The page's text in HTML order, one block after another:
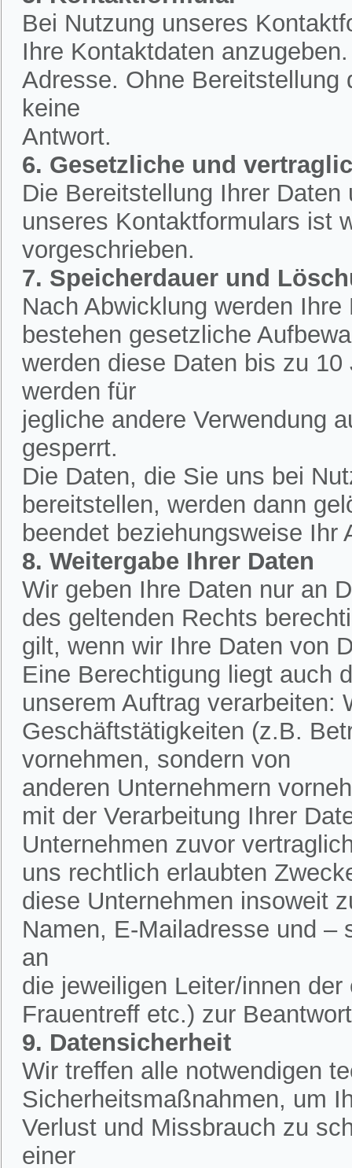
Bei Nutzung unseres
Ihre Kontaktdaten
Adresse. Ohne Bereitstellung
keine
Antwort.
6. Gesetzliche und
Die Bereitstellung Ihrer
unseres Kontaktformulars ist
vorgeschrieben.
7. Speicherdauer und
Nach Abwicklung werden
bestehen gesetzliche
werden diese Daten bis zu
werden für
jegliche andere Verwendung
gesperrt.
Die Daten, die Sie uns bei
bereitstellen, werden dann
beendet beziehungsweise
8. Weitergabe Ihrer Daten
Wir geben Ihre Daten nur an
des geltenden Rechts
gilt, wenn wir Ihre Daten von
Eine Berechtigung liegt auch
unserem Auftrag verarbeiten:
Geschäftstätigkeiten (z.B.
vornehmen, sondern von
anderen Unternehmern
mit der Verarbeitung Ihrer
Unternehmen zuvor
uns rechtlich erlaubten
diese Unternehmen insoweit
Namen, E-Mailadresse und –
an
die jeweiligen Leiter/innen
Frauentreff etc.) zur
9. Datensicherheit
Wir treffen alle notwendigen
Sicherheitsmaßnahmen, um
Verlust und Missbrauch zu
einer